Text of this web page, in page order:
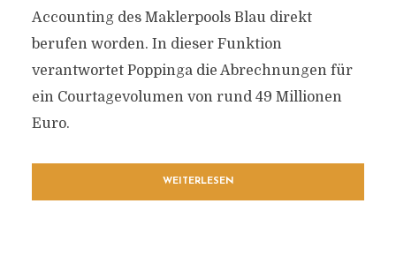
Accounting des Maklerpools Blau direkt
berufen worden. In dieser Funktion
verantwortet Poppinga die Abrechnungen für
ein Courtagevolumen von rund 49 Millionen
Euro.
WEITERLESEN